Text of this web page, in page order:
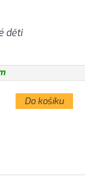
děti
Do košíku